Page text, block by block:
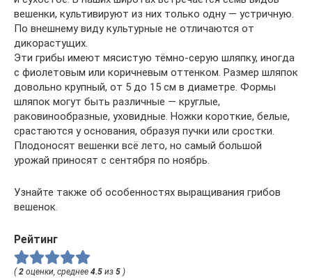
вешенки, культивируют из них только одну — устричную.
По внешнему виду культурные не отличаются от
дикорастущих.
Эти грибы имеют мясистую тёмно-серую шляпку, иногда
с фиолетовым или коричневым оттенком. Размер шляпок
довольно крупный, от 5 до 15 см в диаметре. Формы
шляпок могут быть различные — круглые,
раковинообразные, уховидные. Ножки короткие, белые,
срастаются у основания, образуя пучки или сростки.
Плодоносят вешенки всё лето, но самый большой
урожай приносят с сентября по ноябрь.
Узнайте также об особенностях выращивания грибов
вешенок.
Рейтинг
( 2 оценки, среднее 4.5 из 5 )